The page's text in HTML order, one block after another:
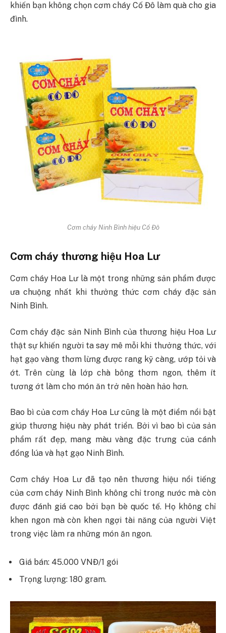
khiến bạn không chọn cơm cháy Cố Đô làm quà cho gia
đình.
Cơm cháy Ninh Bình hiệu Cố Đô
Cơm cháy thương hiệu Hoa Lư
Cơm cháy Hoa Lư là một trong những sản phẩm được
ưa chuộng nhất khi thưởng thức cơm cháy đặc sản
Ninh Bình.
Cơm cháy đặc sản Ninh Bình của thương hiệu Hoa Lư
thật sự khiến người ta say mê mỗi khi thưởng thức, với
hạt gạo vàng thơm lừng được rang kỹ càng, ướp tỏi và
ớt. Trên cùng là lớp chà bông thơm ngon, thêm ít
tương ớt làm cho món ăn trở nên hoàn hảo hơn.
Bao bì của cơm cháy Hoa Lư cũng là một điểm nổi bật
giúp thương hiệu này phát triển. Bởi vì bao bì của sản
phẩm rất đẹp, mang màu vàng đặc trưng của cánh
đồng lúa và hạt gạo Ninh Bình.
Cơm cháy Hoa Lư đã tạo nên thương hiệu nổi tiếng
của cơm cháy Ninh Bình không chỉ trong nước mà còn
được đánh giá cao bởi bạn bè quốc tế. Họ không chỉ
khen ngon mà còn khen ngợi tài năng của người Việt
trong việc làm ra những món ăn ngon.
Giá bán: 45.000 VNĐ/1 gói
Trọng lượng: 180 gram.